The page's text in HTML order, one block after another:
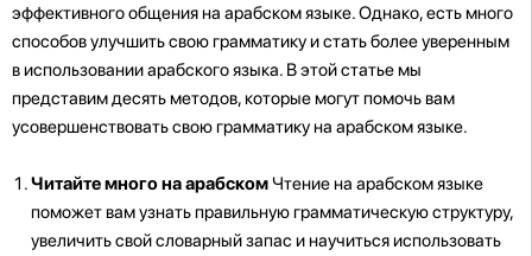
эффективного общения на арабском языке. Однако, есть много
способов улучшить свою грамматику и стать более уверенным
в использовании арабского языка. В этой статье мы
представим десять методов, которые могут помочь вам
усовершенствовать свою грамматику на арабском языке.
Читайте много на арабском Чтение на арабском языке
поможет вам узнать правильную грамматическую структуру,
увеличить свой словарный запас и научиться использовать